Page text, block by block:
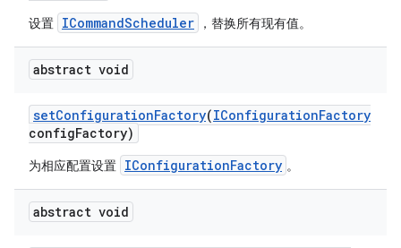
设置 ICommandScheduler ，替换所有现有值。
abstract void
setConfigurationFactory(IConfigurationFactory
configFactory)
为相应配置设置 IConfigurationFactory 。
abstract void